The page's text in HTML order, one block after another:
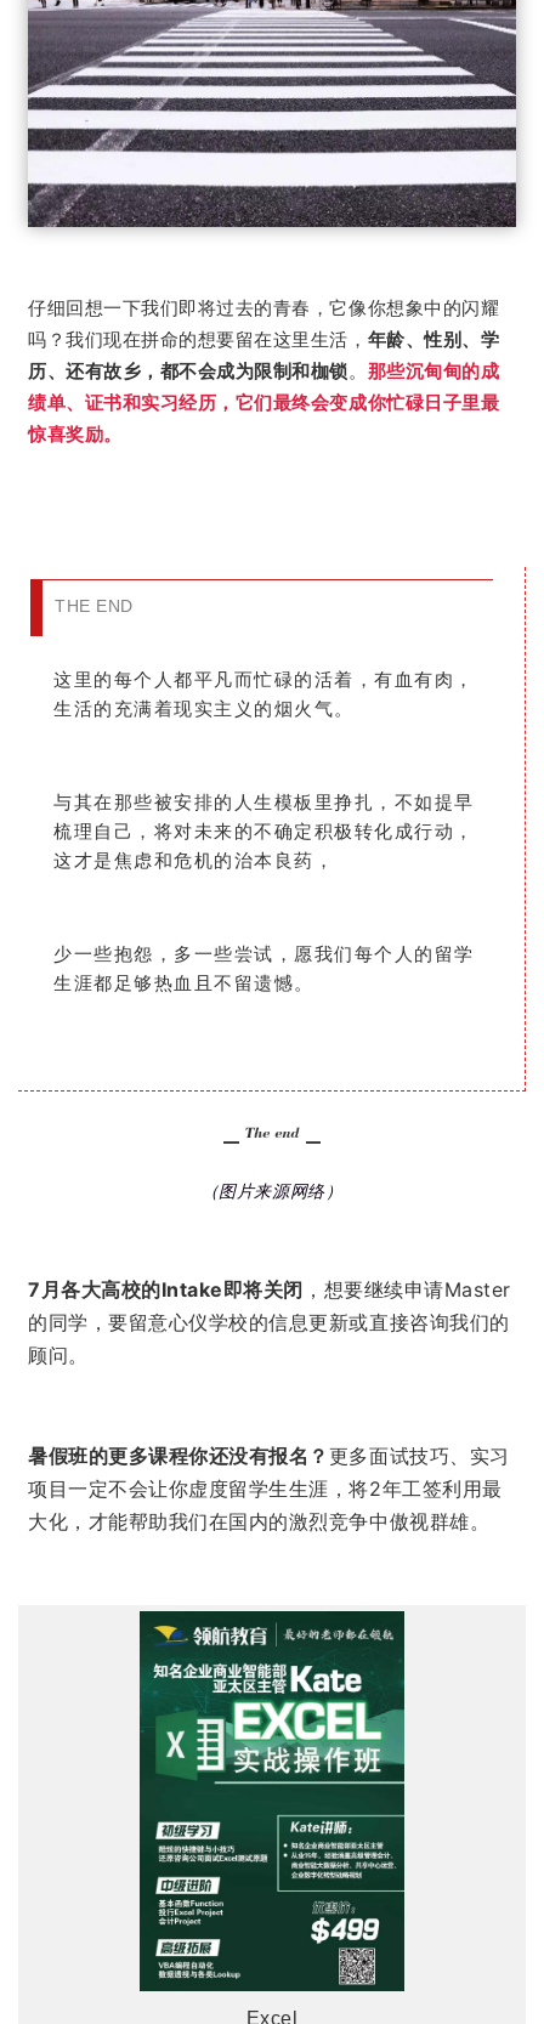
仔细回想一下我们即将过去的青春，它像你想象中的闪耀
吗？我们现在拼命的想要留在这里生活， 年龄、性别、学
历、还有故乡，都不会成为限制和枷锁。 那些沉甸甸的成
绩单、证书和实习经历，它们最终会变成你忙碌日子里最
惊喜奖励。
THE END
这里的每个人都平凡而忙碌的活着，有血有肉，
生活的充满着现实主义的烟火气。
与其在那些被安排的人生模板里挣扎，不如提早
梳理自己，将对未来的不确定积极转化成行动，
这才是焦虑和危机的治本良药，
少一些抱怨，多一些尝试，愿我们每个人的留学
生涯都足够热血且不留遗憾。
（图片来源网络）
7月各大高校的Intake即将关闭 ，想要继续申请Master
的同学，要留意心仪学校的信息更新或直接咨询我们的
顾问。
暑假班的更多课程你还没有报名？ 更多面试技巧、实习
项目一定不会让你虚度留学生生涯，将2年工签利用最
大化，才能帮助我们在国内的激烈竞争中傲视群雄。
Excel